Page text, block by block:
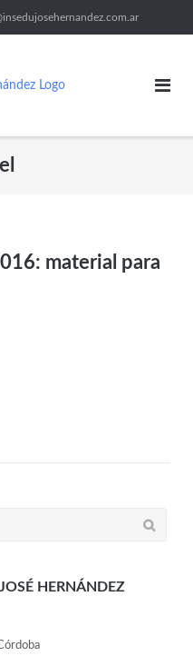
material para
HERNÁNDEZ